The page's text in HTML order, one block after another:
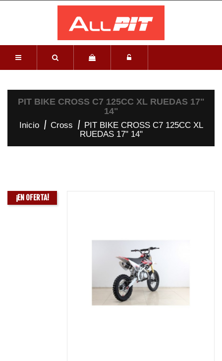
PIT BIKE CROSS C7 125CC XL RUEDAS 17"
14"
Inicio Cross
PIT BIKE CROSS C7 125CC XL
RUEDAS 17" 14"
¡EN OFERTA!